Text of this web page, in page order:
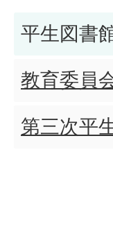
平生図書
教育委員
第三次平